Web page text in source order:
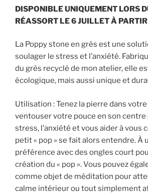
prix :
22,00 €
34,00 €
DISPONIBLE UNIQUEMENT LORS
RÉASSORT LE 6 JUILLET À
La Poppy stone en grès est une
soulager le stress et l’anxiété.
du grès recyclé de mon atelier, elle
écologique, mais aussi unique et
Utilisation : Tenez la pierre dans
ventouser votre pouce en son centre
stress, l’anxiété et vous aider à vous
petit « pop » se fait alors entendre. À
préférence avec des ongles court
création du « pop ». Vous pouvez
comme objet de méditation pour
calme intérieur ou tout simplement